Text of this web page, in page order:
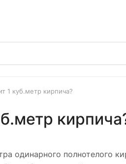
1 куб.метр кирпича?
одинарного полнотелого